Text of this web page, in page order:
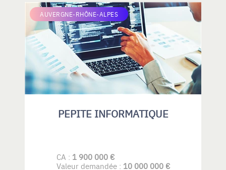
AUVERGNE-RHÔNE-ALPES
PEPITE INFORMATIQUE
CA : 1 900 000 €
Valeur demandée : 10 000 000 €